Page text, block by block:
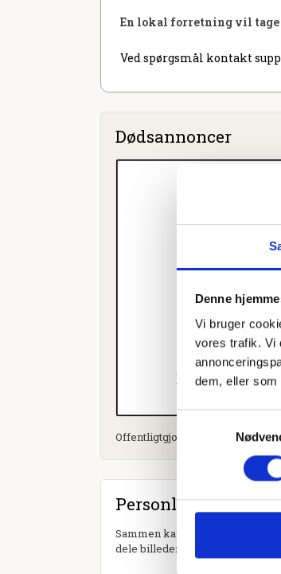
Denne
Vi bruger
vores trafik. Vi
dem, eller som
Samtykkevalg
En lokal forretning vil
Ved spørgsmål kontakt
Dødsannoncer
Offentligtgjort i Brædstrup Avis d.
Personlig hilsen
Sammen kan vi mindes Birte
dele billeder og video eller blot